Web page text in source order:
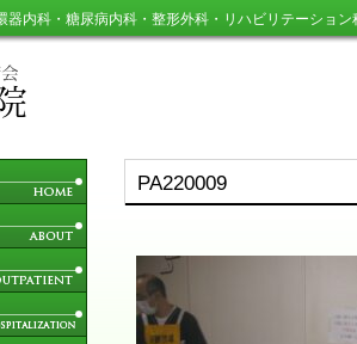
器内科・糖尿病内科・整形外科・リハビリテーション
PA220009